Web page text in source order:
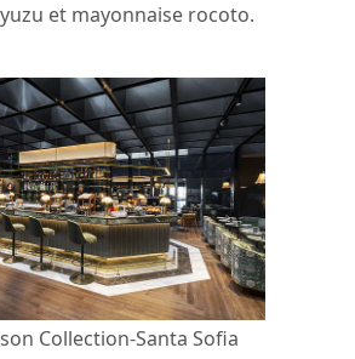
et mayonnaise rocoto.
Collection-Santa Sofia